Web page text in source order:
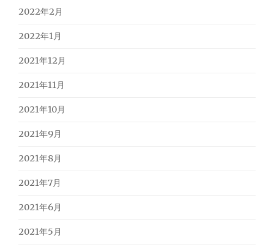
2022年2月
2022年1月
2021年12月
2021年11月
2021年10月
2021年9月
2021年8月
2021年7月
2021年6月
2021年5月